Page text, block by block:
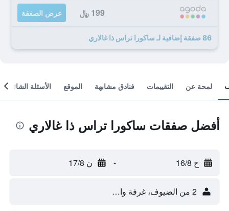
199 ﷼ عرض الصفقة
86 صفقة إضافية لـ ساكورا تراس ذا غالاري
لمحة عن التقييمات فنادق مشابهة الموقع الأسئلة الشائعة
أفضل صفقات ساكورا تراس ذا غالاري
ح 16/8 - ن 17/8
2 من الضيوف، غرفة واحدة